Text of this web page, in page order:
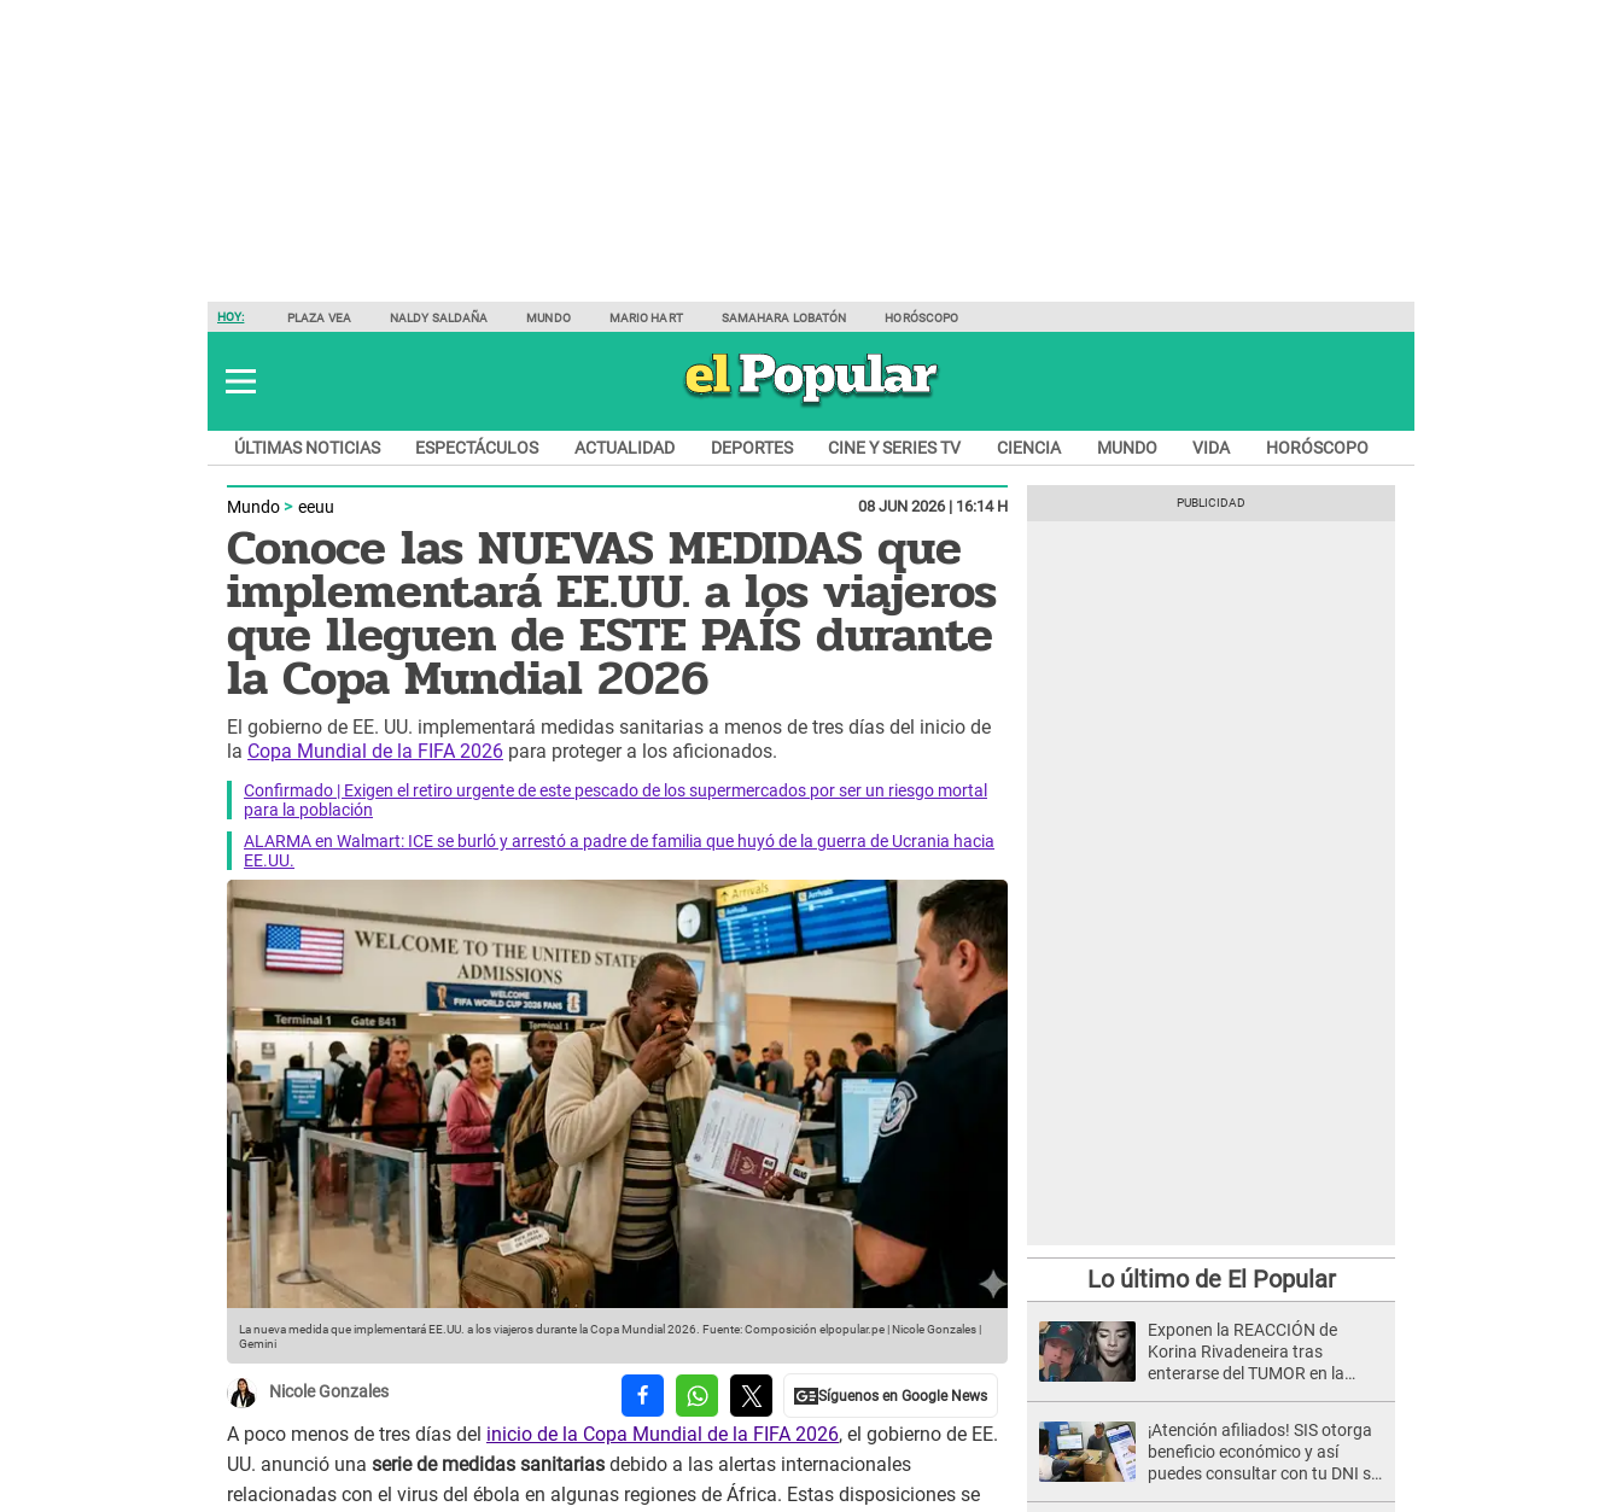
HOY: PLAZA VEA NALDY SALDAÑA MUNDO MARIO HART SAMAHARA LOBATÓN HORÓSCOPO
ÚLTIMAS NOTICIAS ESPECTÁCULOS ACTUALIDAD DEPORTES CINE Y SERIES TV CIENCIA MUNDO VIDA HORÓSCOPO
Mundo eeuu 08 JUN 2026 | 16:14 H
Conoce las NUEVAS MEDIDAS que
implementará EE.UU. a los viajeros
que lleguen de ESTE PAÍS durante
la Copa Mundial 2026
El gobierno de EE. UU. implementará medidas sanitarias a menos de tres días del inicio de
la Copa Mundial de la FIFA 2026 para proteger a los aficionados.
Confirmado | Exigen el retiro urgente de este pescado de los supermercados por ser un riesgo mortal
para la población
ALARMA en Walmart: ICE se burló y arrestó a padre de familia que huyó de la guerra de Ucrania hacia
EE.UU.
La nueva medida que implementará EE.UU. a los viajeros durante la Copa Mundial 2026. Fuente: Composición elpopular.pe | Nicole Gonzales |
Gemini
Nicole Gonzales
A poco menos de tres días del inicio de la Copa Mundial de la FIFA 2026, el gobierno de EE.
UU. anunció una serie de medidas sanitarias debido a las alertas internacionales
relacionadas con el virus del ébola en algunas regiones de África. Estas disposiciones se
Lo último de El Popular
Exponen la REACCIÓN de
Korina Rivadeneira tras
enterarse del TUMOR en la
¡Atención afiliados! SIS otorga
beneficio económico y así
puedes consultar con tu DNI si